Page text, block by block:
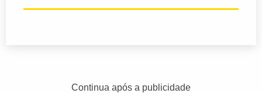
Continua após a publicidade